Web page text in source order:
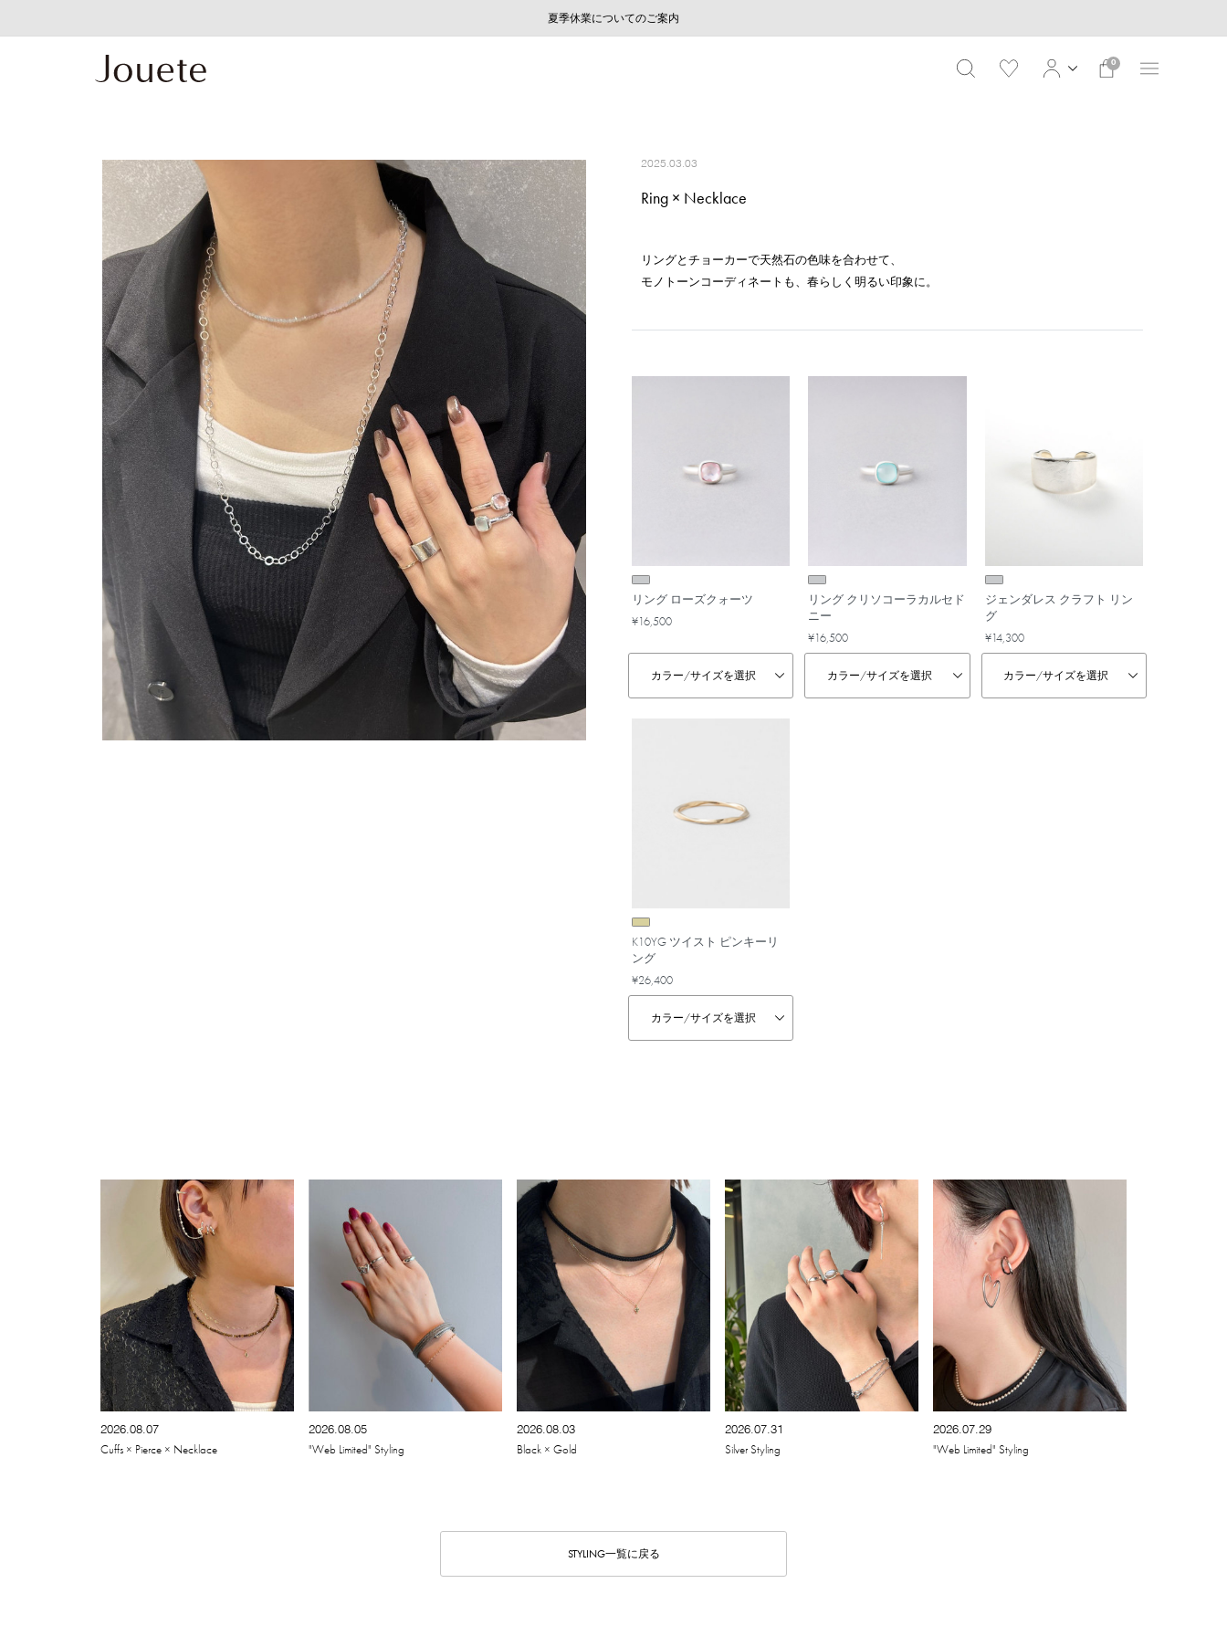
採用のご案内
ご注文いただいたお品物のお届け状況について
夏季休業についてのご案内
WEB LIMITED ITEMS >>
採用のご案内
ご注文いただいたお品物のお届け状況について
0
2025.03.03
Ring × Necklace
リングとチョーカーで天然石の色味を合わせて、
モノトーンコーディネートも、春らしく明るい印象に。
リング ローズクォーツ
¥16,500
カラー/サイズを選択
リング クリソコーラカルセド
ニー
¥16,500
カラー/サイズを選択
ジェンダレス クラフト リン
グ
¥14,300
カラー/サイズを選択
K10YG ツイスト ピンキーリ
ング
¥26,400
カラー/サイズを選択
2026.08.07
Cuffs × Pierce × Necklace
2026.08.05
"Web Limited" Styling
2026.08.03
Black × Gold
2026.07.31
Silver Styling
2026.07.29
"Web Limited" Styling
STYLING一覧に戻る